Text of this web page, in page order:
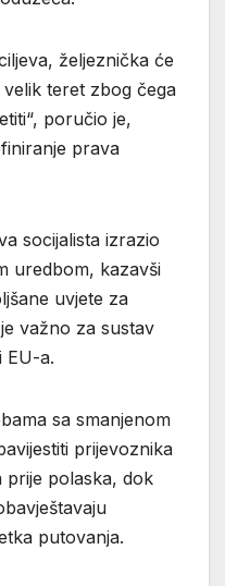
željeznička će
teret zbog čega
poručio je,
prava
socijalista izrazio
uredbom, kazavši
uvjete za
važno za sustav
EU-a.
sa smanjenom
prijevoznika
prije polaska, dok
putovanja.